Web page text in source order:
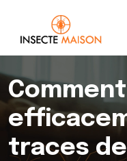
traces